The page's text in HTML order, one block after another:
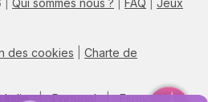
| Qui sommes nous ? FAQ
Jeux
des cookies
Charte de
Italie|Portugal|Espagne|